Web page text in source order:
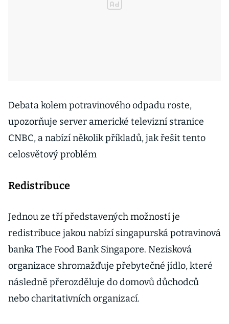
Debata kolem potravinového odpadu roste,
upozorňuje server americké televizní stranice
CNBC, a nabízí několik příkladů, jak řešit tento
celosvětový problém
Redistribuce
Jednou ze tří představených možností je
redistribuce jakou nabízí singapurská potravinová
banka The Food Bank Singapore. Nezisková
organizace shromažďuje přebytečné jídlo, které
následně přerozděluje do domovů důchodců
nebo charitativních organizací.